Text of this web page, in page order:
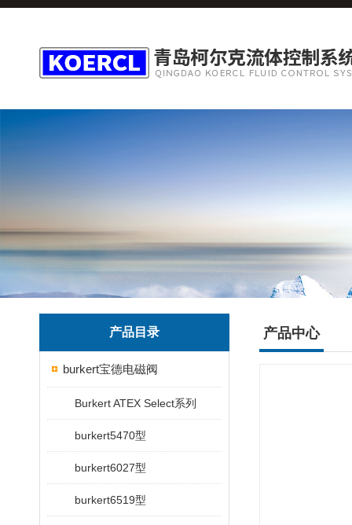
产品目录
burkert宝德电磁阀
Burkert ATEX Select系列
burkert5470型
burkert6027型
burkert6519型
产品中心